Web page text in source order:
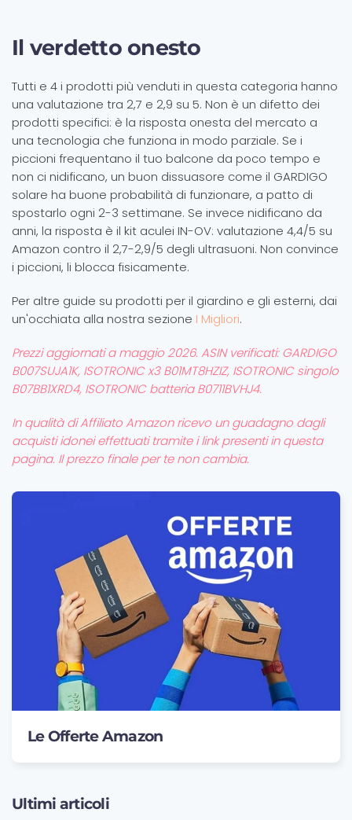
Il verdetto onesto
Tutti e 4 i prodotti più venduti in questa categoria hanno
una valutazione tra 2,7 e 2,9 su 5. Non è un difetto dei
prodotti specifici: è la risposta onesta del mercato a
una tecnologia che funziona in modo parziale. Se i
piccioni frequentano il tuo balcone da poco tempo e
non ci nidificano, un buon dissuasore come il GARDIGO
solare ha buone probabilità di funzionare, a patto di
spostarlo ogni 2-3 settimane. Se invece nidificano da
anni, la risposta è il kit aculei IN-OV: valutazione 4,4/5 su
Amazon contro il 2,7-2,9/5 degli ultrasuoni. Non convince
i piccioni, li blocca fisicamente.
Per altre guide su prodotti per il giardino e gli esterni, dai
un'occhiata alla nostra sezione I Migliori.
Prezzi aggiornati a maggio 2026. ASIN verificati: GARDIGO
B007SUJA1K, ISOTRONIC x3 B01MT8HZIZ, ISOTRONIC singolo
B07BB1XRD4, ISOTRONIC batteria B0711BVHJ4.
In qualità di Affiliato Amazon ricevo un guadagno dagli
acquisti idonei effettuati tramite i link presenti in questa
pagina. Il prezzo finale per te non cambia.
Le Offerte Amazon
Ultimi articoli